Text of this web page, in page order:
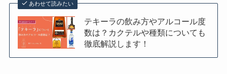
あわせて読みたい
テキーラの飲み方やアルコール度
数は？カクテルや種類についても
徹底解説します！